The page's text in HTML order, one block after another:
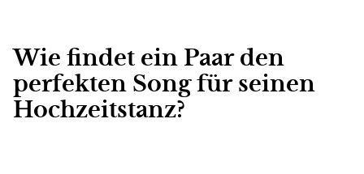
Wie findet ein Paar den
perfekten Song für seinen
Hochzeitstanz?